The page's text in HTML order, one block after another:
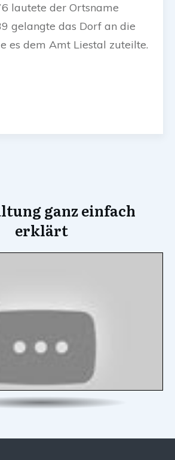
lautete der Ortsname
gelangte das Dorf an die
es dem Amt Liestal zuteilte.
ganz einfach
erklärt